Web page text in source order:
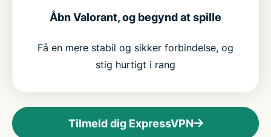
Åbn Valorant, og begynd at spille
Få en mere stabil og sikker forbindelse, og
stig hurtigt i rang
Tilmeld dig ExpressVPN